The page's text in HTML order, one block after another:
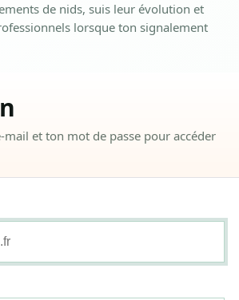
de nids, suis leur évolution et
lorsque ton signalement
mail et ton mot de passe pour accéder